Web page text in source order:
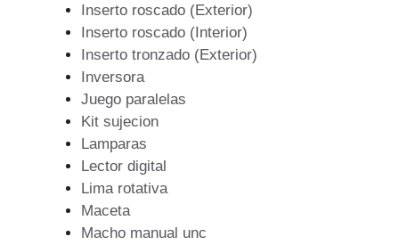
Inserto roscado (Exterior)
Inserto roscado (Interior)
Inserto tronzado (Exterior)
Inversora
Juego paralelas
Kit sujecion
Lamparas
Lector digital
Lima rotativa
Maceta
Macho manual unc